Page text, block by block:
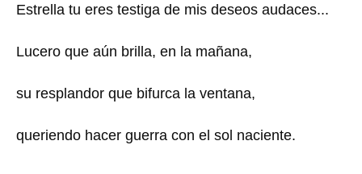
Estrella tu eres testiga de mis deseos audaces...
Lucero que aún brilla, en la mañana,
su resplandor que bifurca la ventana,
queriendo hacer guerra con el sol naciente.